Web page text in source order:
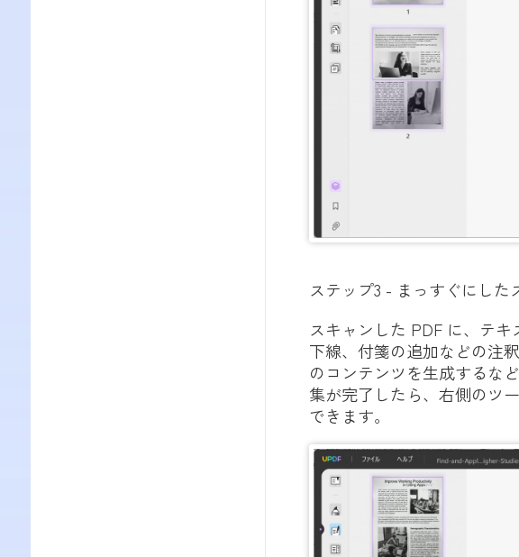
ステップ3 - まっすぐにした
スキャンした PDF に、テ
下線、付箋の追加などの注
のコンテンツを生成するな
集が完了したら、右側のツ
できます。